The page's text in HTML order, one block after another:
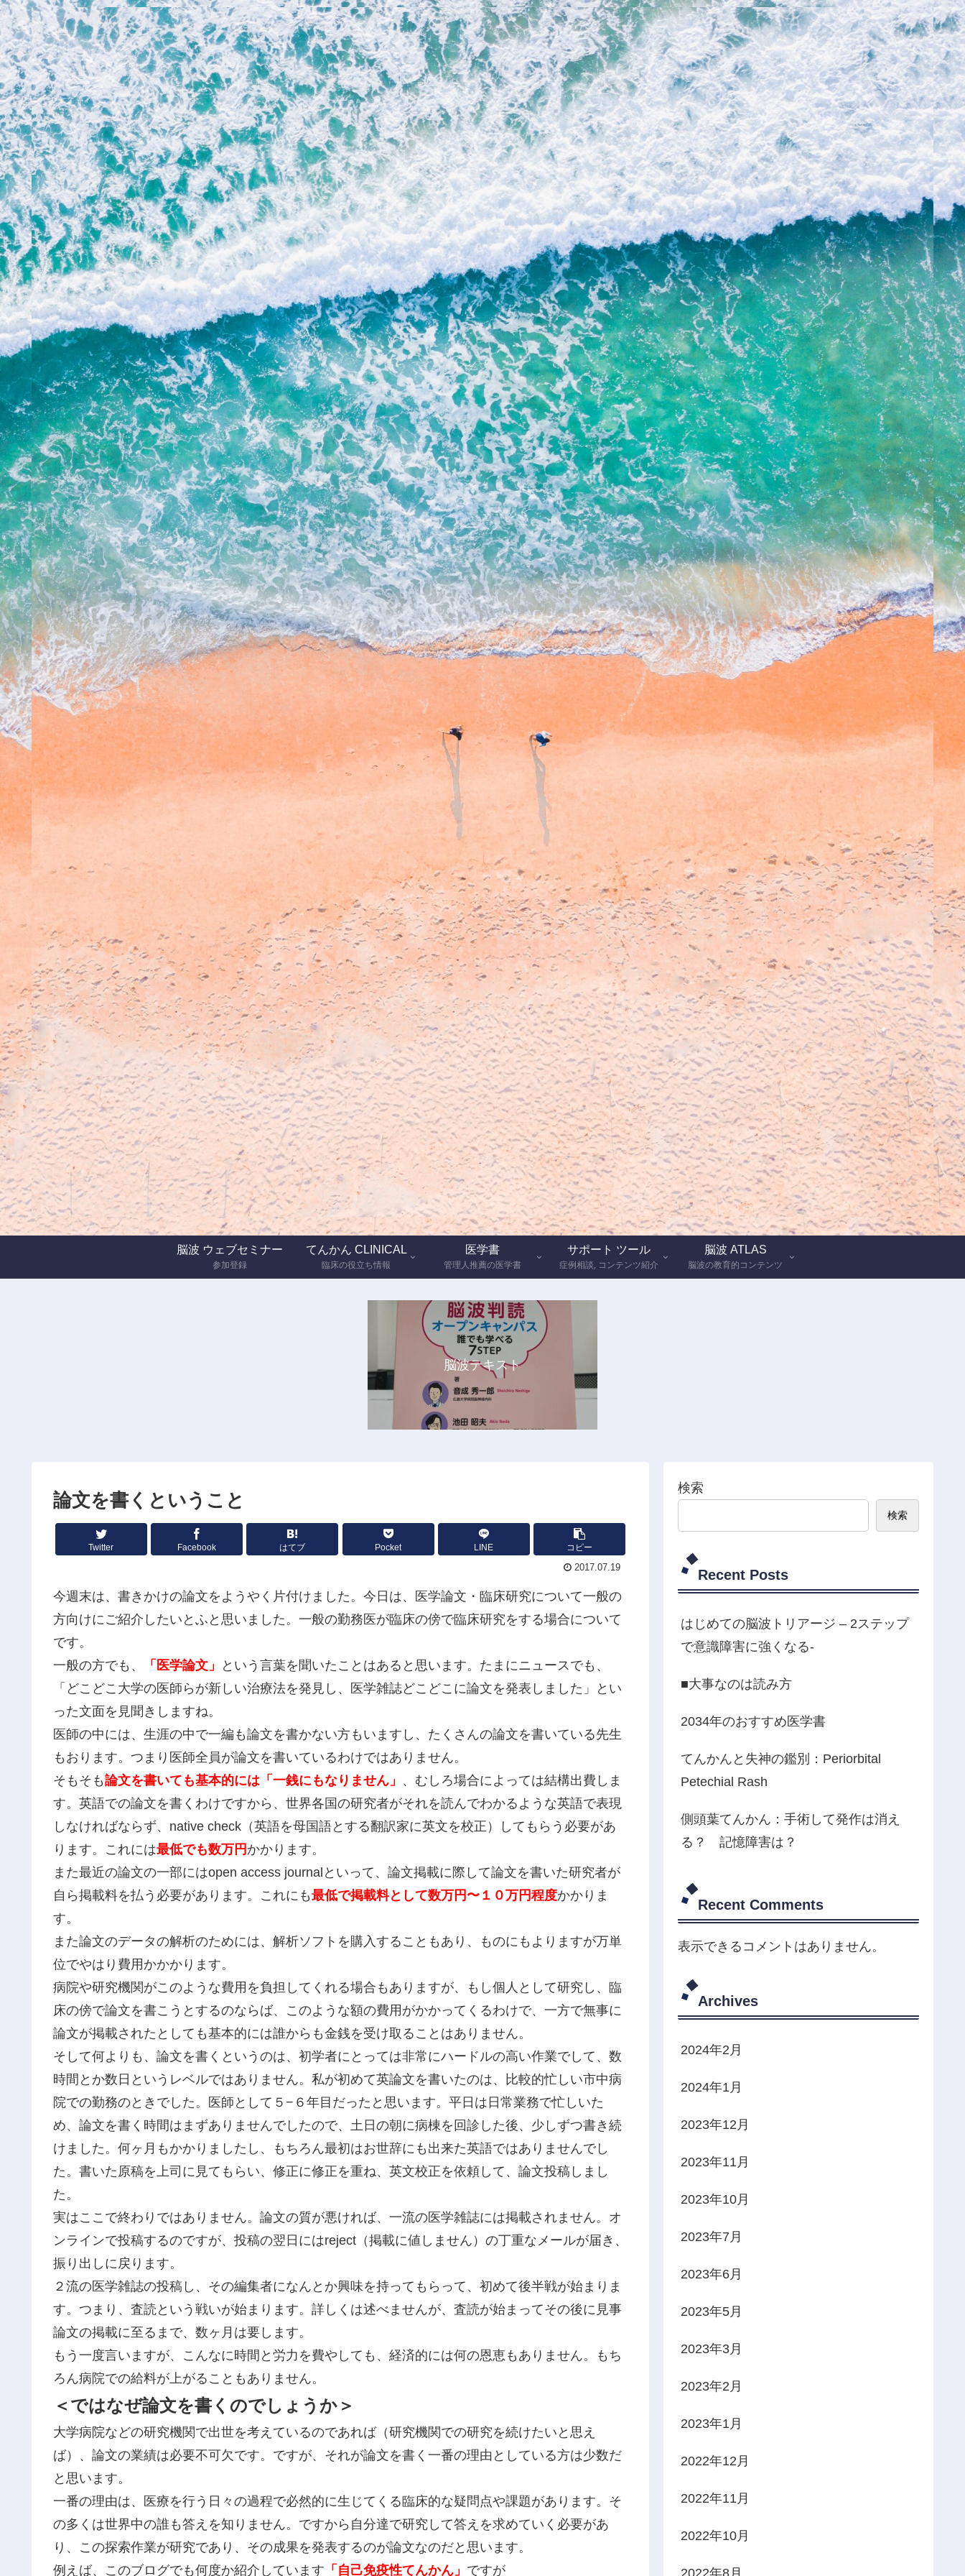
脳波 ウェブセミナー
参加登録
てんかん CLINICAL
臨床の役立ち情報
医学書
管理人推薦の医学書
サポート ツール
症例相談, コンテンツ紹介
脳波 ATLAS
脳波の教育的コンテンツ
脳波テキスト
論文を書くということ
Twitter Facebook はてブ Pocket LINE コピー
2017.07.19
今週末は、書きかけの論文をようやく片付けました。今日は、医学論文・臨床研究について一般の
方向けにご紹介したいとふと思いました。一般の勤務医が臨床の傍で臨床研究をする場合について
です。
一般の方でも、
「医学論文」
という言葉を聞いたことはあると思います。たまにニュースでも、
「どこどこ大学の医師らが新しい治療法を発見し、医学雑誌どこどこに論文を発表しました」とい
った文面を見聞きしますね。
医師の中には、生涯の中で一編も論文を書かない方もいますし、たくさんの論文を書いている先生
もおります。つまり医師全員が論文を書いているわけではありません。
そもそも論文を書いても基本的には「一銭にもなりません」 、むしろ場合によっては結構出費しま
す。英語での論文を書くわけですから、世界各国の研究者がそれを読んでわかるような英語で表現
しなければならず、native check（英語を母国語とする翻訳家に英文を校正）してもらう必要があ
ります。これには最低でも数万円 かかります。
また最近の論文の一部にはopen access journalといって、論文掲載に際して論文を書いた研究者が
自ら掲載料を払う必要があります。これにも最低で掲載料として数万円〜１０万円程度かかりま
す。
また論文のデータの解析のためには、解析ソフトを購入することもあり、ものにもよりますが万単
位でやはり費用かかかります。
病院や研究機関がこのような費用を負担してくれる場合もありますが、もし個人として研究し、臨
床の傍で論文を書こうとするのならば、このような額の費用がかかってくるわけで、一方で無事に
論文が掲載されたとしても基本的には誰からも金銭を受け取ることはありません。
そして何よりも、論文を書くというのは、初学者にとっては非常にハードルの高い作業でして、数
時間とか数日というレベルではありません。私が初めて英論文を書いたのは、比較的忙しい市中病
院での勤務のときでした。医師として５−６年目だったと思います。平日は日常業務で忙しいた
め、論文を書く時間はまずありませんでしたので、土日の朝に病棟を回診した後、少しずつ書き続
けました。何ヶ月もかかりましたし、もちろん最初はお世辞にも出来た英語ではありませんでし
た。書いた原稿を上司に見てもらい、修正に修正を重ね、英文校正を依頼して、論文投稿しまし
た。
実はここで終わりではありません。論文の質が悪ければ、一流の医学雑誌には掲載されません。オ
ンラインで投稿するのですが、投稿の翌日にはreject（掲載に値しません）の丁重なメールが届き、
振り出しに戻ります。
２流の医学雑誌の投稿し、その編集者になんとか興味を持ってもらって、初めて後半戦が始まりま
す。つまり、査読という戦いが始まります。詳しくは述べませんが、査読が始まってその後に見事
論文の掲載に至るまで、数ヶ月は要します。
もう一度言いますが、こんなに時間と労力を費やしても、経済的には何の恩恵もありません。もち
ろん病院での給料が上がることもありません。
＜ではなぜ論文を書くのでしょうか＞
大学病院などの研究機関で出世を考えているのであれば（研究機関での研究を続けたいと思え
ば）、論文の業績は必要不可欠です。ですが、それが論文を書く一番の理由としている方は少数だ
と思います。
一番の理由は、医療を行う日々の過程で必然的に生じてくる臨床的な疑問点や課題があります。そ
の多くは世界中の誰も答えを知りません。ですから自分達で研究して答えを求めていく必要があ
り、この探索作業が研究であり、その成果を発表するのが論文なのだと思います。
例えば、このブログでも何度か紹介しています 「自己免疫性てんかん」 ですが
検索
検索
Recent Posts
はじめての脳波トリアージ – 2ステップ
で意識障害に強くなる-
■大事なのは読み方
2034年のおすすめ医学書
てんかんと失神の鑑別：Periorbital
Petechial Rash
側頭葉てんかん：手術して発作は消え
る？ 記憶障害は？
Recent Comments
表示できるコメントはありません。
Archives
2024年2月
2024年1月
2023年12月
2023年11月
2023年10月
2023年7月
2023年6月
2023年5月
2023年3月
2023年2月
2023年1月
2022年12月
2022年11月
2022年10月